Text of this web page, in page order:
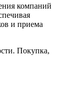
компаний
и приема
Покупка,